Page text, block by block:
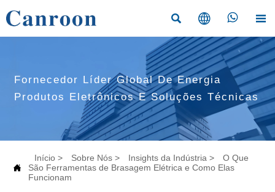
   
Fornecedor Líder Global De Energia
Produtos Eletrônicos E Soluções Técnicas

Início > Sobre Nós > Insights da Indústria >
O Que
São Ferramentas de Brasagem Elétrica e Como Elas
Funcionam